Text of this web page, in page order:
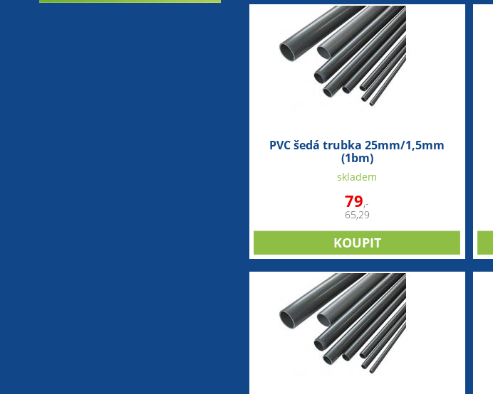
PVC šedá trubka 25mm/1,5mm
(1bm)
skladem
79,-
65,29